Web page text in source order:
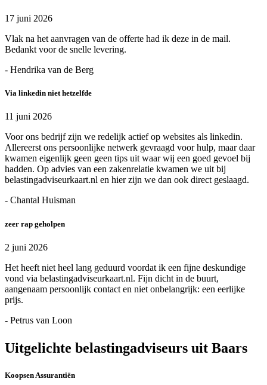
17 juni 2026
Vlak na het aanvragen van de offerte had ik deze in de mail.
Bedankt voor de snelle levering.
- Hendrika van de Berg
Via linkedin niet hetzelfde
11 juni 2026
Voor ons bedrijf zijn we redelijk actief op websites als linkedin.
Allereerst ons persoonlijke netwerk gevraagd voor hulp, maar daar
kwamen eigenlijk geen geen tips uit waar wij een goed gevoel bij
hadden. Op advies van een zakenrelatie kwamen we uit bij
belastingadviseurkaart.nl en hier zijn we dan ook direct geslaagd.
- Chantal Huisman
zeer rap geholpen
2 juni 2026
Het heeft niet heel lang geduurd voordat ik een fijne deskundige
vond via belastingadviseurkaart.nl. Fijn dicht in de buurt,
aangenaam persoonlijk contact en niet onbelangrijk: een eerlijke
prijs.
- Petrus van Loon
Uitgelichte belastingadviseurs uit Baars
Koopsen Assurantiën